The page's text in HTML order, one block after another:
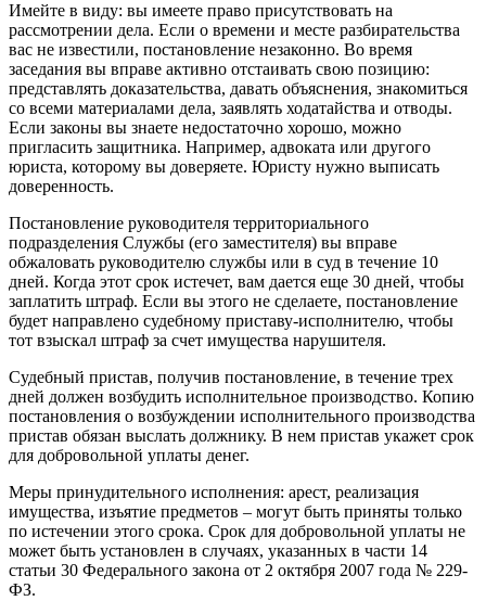
Имейте в виду: вы имеете право присутствовать на
рассмотрении дела. Если о времени и месте разбирательства
вас не известили, постановление незаконно. Во время
заседания вы вправе активно отстаивать свою позицию:
представлять доказательства, давать объяснения, знакомиться
со всеми материалами дела, заявлять ходатайства и отводы.
Если законы вы знаете недостаточно хорошо, можно
пригласить защитника. Например, адвоката или другого
юриста, которому вы доверяете. Юристу нужно выписать
доверенность.
Постановление руководителя территориального
подразделения Службы (его заместителя) вы вправе
обжаловать руководителю службы или в суд в течение 10
дней. Когда этот срок истечет, вам дается еще 30 дней, чтобы
заплатить штраф. Если вы этого не сделаете, постановление
будет направлено судебному приставу-исполнителю, чтобы
тот взыскал штраф за счет имущества нарушителя.
Судебный пристав, получив постановление, в течение трех
дней должен возбудить исполнительное производство. Копию
постановления о возбуждении исполнительного производства
пристав обязан выслать должнику. В нем пристав укажет срок
для добровольной уплаты денег.
Меры принудительного исполнения: арест, реализация
имущества, изъятие предметов – могут быть приняты только
по истечении этого срока. Срок для добровольной уплаты не
может быть установлен в случаях, указанных в части 14
статьи 30 Федерального закона от 2 октября 2007 года № 229-
ФЗ.